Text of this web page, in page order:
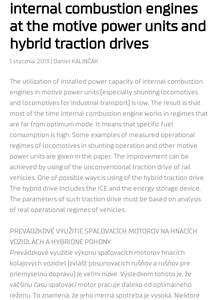
internal combustion engines
at the motive power units and
hybrid traction drives
1 stycznia, 2013 | Daniel KALINČÁK
The utilization of installed power capacity of internal combustion
engines in motive power units (especially shunting locomotives
and locomotives for industrial transport) is low. The result is that
most of the time internal combustion engine works in regimes that
are far from optimum mode. It means that specific fuel
consumption is high. Some examples of measured operational
regimes of locomotives in shunting operation and other motive
power units are given in the paper. The improvement can be
achieved by using of the unconventional traction drive of rail
vehicles. One of possible ways is using of the hybrid traction drive.
The hybrid drive includes the ICE and the energy storage device.
The parameters of such traction drive must be based on analysis
of real operational regimes of vehicles.
PREVÁDZKOVÉ VYUŽITIE SPAĽOVACÍCH MOTOROV NA HNACÍCH
VOZIDLÁCH A HYBRIDNÉ POHONY
Prevádzkové využitie výkonu spaľovacích motorov hnacích
koľajových vozidiel (zvlášť posunovacích rušňov a rušňov pre
priemyselnú dopravu) je veľmi nízke. Výsledkom tohoto je, že
väčšinu času spaľovací motor pracuje ďaleko od optimálneho
režimu. To znamená, že jeho merná spotreba je vysoká. Niektoré